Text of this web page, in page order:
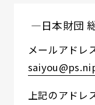
―日本財団
メールアドレ
上記のアドレ